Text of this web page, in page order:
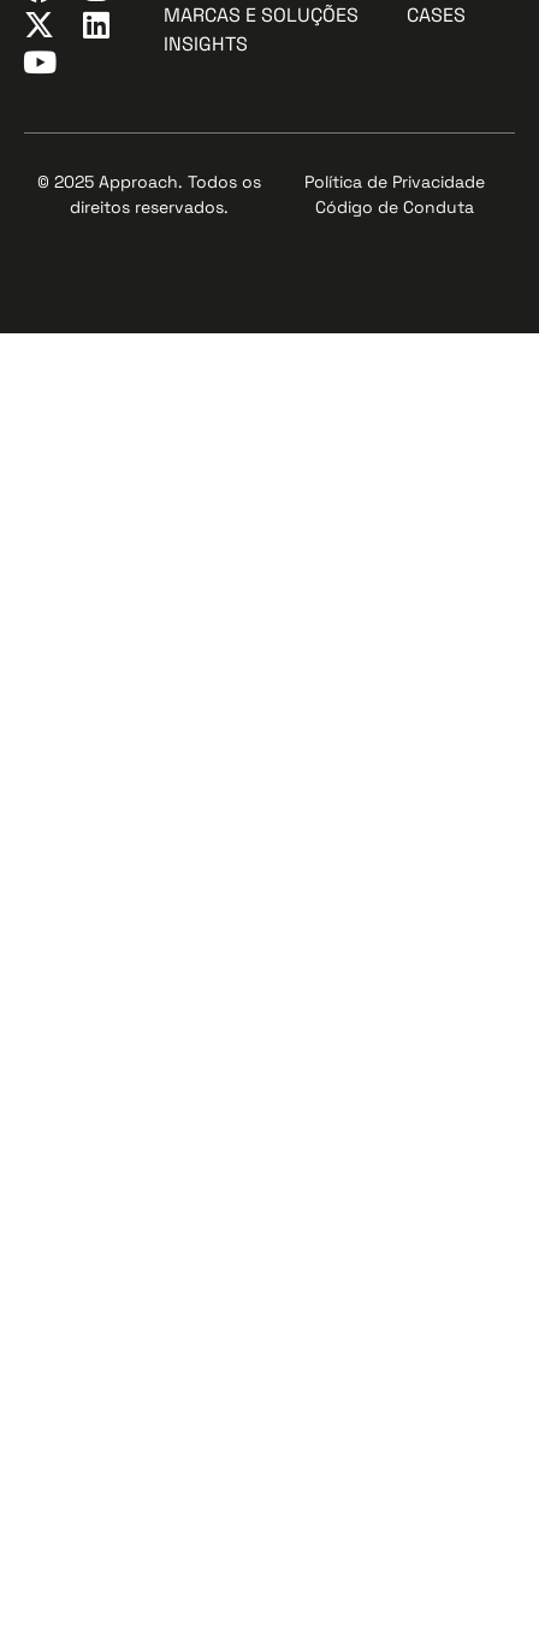
MARCAS E SOLUÇÕES
CASES
INSIGHTS
© 2025 Approach. Todos os
direitos reservados.
Política de Privacidade
Código de Conduta